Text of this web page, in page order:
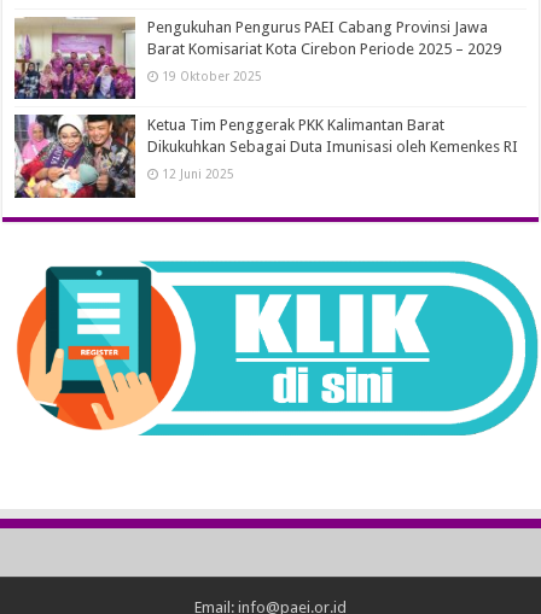
Pengukuhan Pengurus PAEI Cabang Provinsi Jawa
Barat Komisariat Kota Cirebon Periode 2025 – 2029
19 Oktober 2025
Ketua Tim Penggerak PKK Kalimantan Barat
Dikukuhkan Sebagai Duta Imunisasi oleh Kemenkes RI
12 Juni 2025
Email: info@paei.or.id